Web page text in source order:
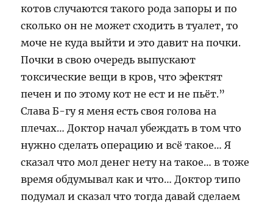
котов случаются такого рода запоры и по
сколько он не может сходить в туалет, то
моче не куда выйти и это давит на почки.
Почки в свою очередь выпускают
токсические вещи в кров, что эфектят
печен и по этому кот не ест и не пьёт.”
Слава Б-гу я меня есть своя голова на
плечах… Доктор начал убеждать в том что
нужно сделать операцию и всё такое… Я
сказал что мол денег нету на такое… в тоже
время обдумывал как и что… Доктор типо
подумал и сказал что тогда давай сделаем